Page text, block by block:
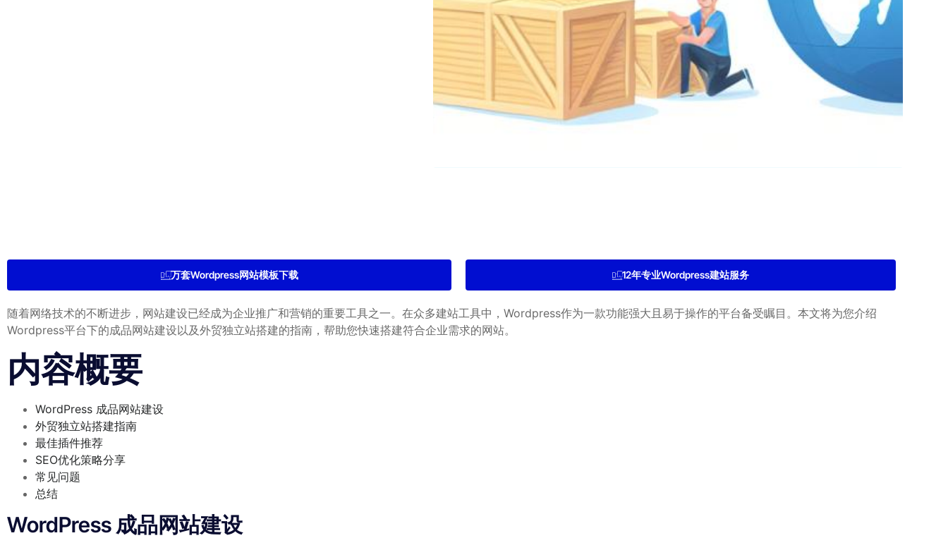
万套Wordpress网站模板下载 12年专业Wordpress建站服务
随着网络技术的不断进步，网站建设已经成为企业推广和营销的重要工具之一。在众多建站工具中，Wordpress作为一款功能强大且易于操作的平台备受瞩目。本文将为您介绍
Wordpress平台下的成品网站建设以及外贸独立站搭建的指南，帮助您快速搭建符合企业需求的网站。
内容概要
WordPress 成品网站建设
外贸独立站搭建指南
最佳插件推荐
SEO优化策略分享
常见问题
总结
WordPress 成品网站建设